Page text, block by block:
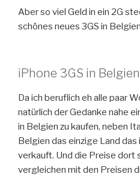
Aber so viel Geld in ein 2G
schönes neues 3GS in
iPhone 3GS in
Da ich beruflich eh alle paar
natürlich der Gedanke nahe
in Belgien zu kaufen, neben
Belgien das einzige Land
verkauft. Und die Preise dort
vergleichen mit den Preisen